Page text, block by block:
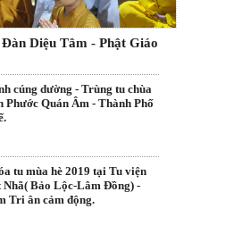
Diệu Tâm - Phật Giáo
cúng dường - Trùng tu chùa
Phước Quán Âm - Thành Phố
tu mùa hè 2019 tại Tu viện
Nhã( Bảo Lộc-Lâm Đồng) -
Tri ân cảm động.